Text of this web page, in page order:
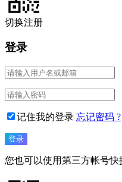
切换注册
登录
记住我的登录 忘记密码 ?
您也可以使用第三方帐号快